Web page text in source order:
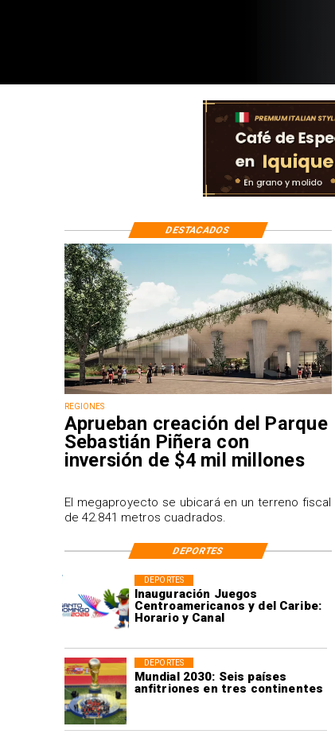
Inauguración Juegos
Centroamericanos y del Caribe:
Horario y Canal
DEPORTES
Mundial 2030: Seis países
anfitriones en tres continentes
DEPORTES
REGIONES
Aprueban creación del Parque
Sebastián Piñera con
inversión de $4 mil millones
El megaproyecto se ubicará en un terreno fiscal
de 42.841 metros cuadrados.
DESTACADOS
DEPORTES